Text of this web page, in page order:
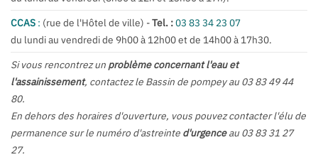
CCAS : (rue de l'Hôtel de ville) -Tel. :03 83 34 23 07
du lundi au vendredi de 9h00 à 12h00 et de 14h00 à 17h30.
Si vous rencontrez un problème concernant l'eau et
l'assainissement, contactez le Bassin de pompey au 03 83 49 44
80.
En dehors des horaires d'ouverture, vous pouvez contacter l'élu de
permanence sur le numéro d'astreinte d'urgenceau 03 83 31 27
27.